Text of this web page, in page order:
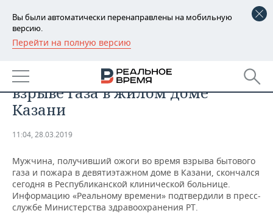
Вы были автоматически перенаправлены на мобильную
версию.
Перейти на полную версию
РЕГИОНЫ
БАШКОРТОСТАН
ТАТАРСТАН
НОВОСТИ
АНАЛИТИКА
ДЕКЛАРАЦИИ О ДОХОДАХ
КОРОЛИ ГОСЗАКАЗА ПФО
ВУЗЫ ТАТАРСТАНА
НОВОСТИ ЭКОНОМИКИ
ФИНАНСЫ
БАНКИ
ПРОМЫШЛЕННОСТЬ
НОВОСТИ
ПРОМЫШЛЕННОСТИ
НЕДВИЖИМОСТЬ
НОВОСТИ НЕДВИЖИМОСТИ
АВТО
Скончался пострадавший при
взрыве газа в жилом доме
Казани
11:04, 28.03.2019
Мужчина, получивший ожоги во время взрыва бытового
газа и пожара в девятиэтажном доме в Казани, скончался
сегодня в Республиканской клинической больнице.
Информацию «Реальному времени» подтвердили в пресс-
службе Министерства здравоохранения РТ.